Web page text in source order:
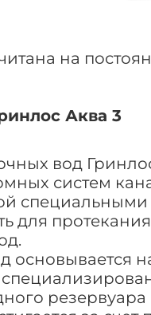
на
Аква 3
вод
систем
специальными
для
основывается